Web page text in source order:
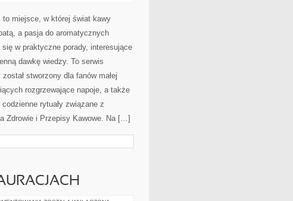
miejsce, w której świat kawy
a pasja do aromatycznych
się w praktyczne porady, interesujące
dawkę wiedzy. To serwis
stworzony dla fanów małej
rozgrzewające napoje, a także
rytuały związane z
Zdrowie i Przepisy Kawowe. Na […]